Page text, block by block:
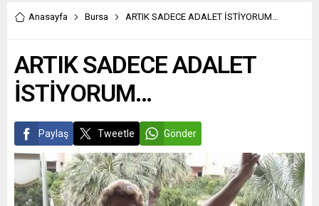
Anasayfa Bursa ARTIK SADECE ADALET İSTİYORUM…
ARTIK SADECE ADALET
İSTİYORUM…
Paylaş Tweetle Gönder